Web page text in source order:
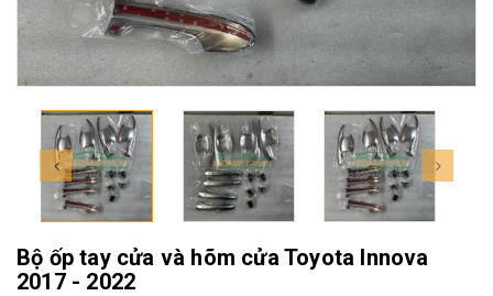
Bộ ốp tay cửa và hõm cửa Toyota Innova
2017 - 2022